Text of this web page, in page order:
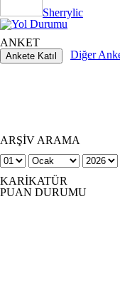
Sherrylic
ANKET
Diğer
ARŞİV ARAMA
KARİKATÜR
PUAN DURUMU